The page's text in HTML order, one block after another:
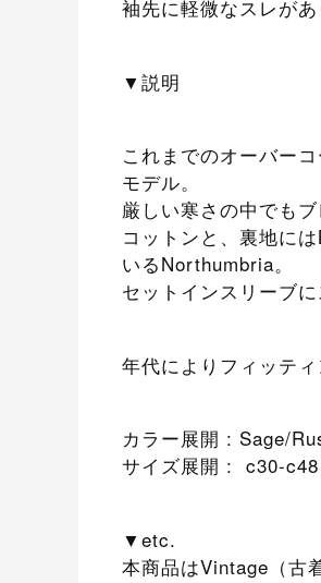
袖先に軽微なスレが
▼説明
これまでのオーバー
モデル。
厳しい寒さの中でも
コットンと、裏地に
いるNorthumbria。
セットインスリーブ
年代によりフィッテ
カラー展開 : Sage/
サイズ展開 : c30-c48
▼etc.
本商品はVintage（古